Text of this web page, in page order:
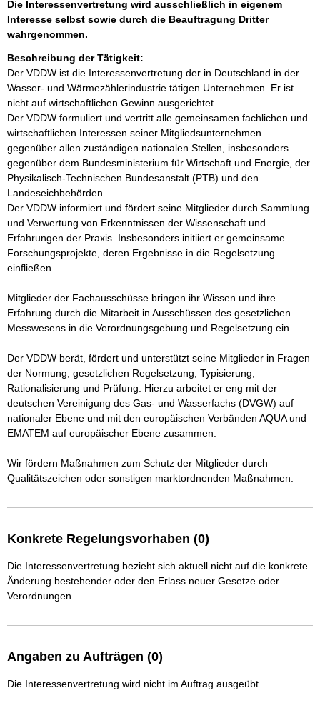
Die Interessenvertretung wird ausschließlich in eigenem
Interesse selbst sowie durch die Beauftragung Dritter
wahrgenommen.
Beschreibung der Tätigkeit:
Der VDDW ist die Interessenvertretung der in Deutschland in der
Wasser- und Wärmezählerindustrie tätigen Unternehmen. Er ist
nicht auf wirtschaftlichen Gewinn ausgerichtet.
Der VDDW formuliert und vertritt alle gemeinsamen fachlichen und
wirtschaftlichen Interessen seiner Mitgliedsunternehmen
gegenüber allen zuständigen nationalen Stellen, insbesonders
gegenüber dem Bundesministerium für Wirtschaft und Energie, der
Physikalisch-Technischen Bundesanstalt (PTB) und den
Landeseichbehörden.
Der VDDW informiert und fördert seine Mitglieder durch Sammlung
und Verwertung von Erkenntnissen der Wissenschaft und
Erfahrungen der Praxis. Insbesonders initiiert er gemeinsame
Forschungsprojekte, deren Ergebnisse in die Regelsetzung
einfließen.
Mitglieder der Fachausschüsse bringen ihr Wissen und ihre
Erfahrung durch die Mitarbeit in Ausschüssen des gesetzlichen
Messwesens in die Verordnungsgebung und Regelsetzung ein.
Der VDDW berät, fördert und unterstützt seine Mitglieder in Fragen
der Normung, gesetzlichen Regelsetzung, Typisierung,
Rationalisierung und Prüfung. Hierzu arbeitet er eng mit der
deutschen Vereinigung des Gas- und Wasserfachs (DVGW) auf
nationaler Ebene und mit den europäischen Verbänden AQUA und
EMATEM auf europäischer Ebene zusammen.
Wir fördern Maßnahmen zum Schutz der Mitglieder durch
Qualitätszeichen oder sonstigen marktordnenden Maßnahmen.
Konkrete Regelungsvorhaben (0)
Die Interessenvertretung bezieht sich aktuell nicht auf die konkrete
Änderung bestehender oder den Erlass neuer Gesetze oder
Verordnungen.
Angaben zu Aufträgen (0)
Die Interessenvertretung wird nicht im Auftrag ausgeübt.